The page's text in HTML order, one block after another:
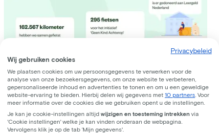
Privacybeleid
Wij gebruiken cookies
We plaatsen cookies om uw persoonsgegevens te verwerken voor de
analyse van onze bezoekersgegevens, om onze website te verbeteren,
gepersonaliseerde inhoud en advertenties te tonen en om u een geweldige
website-ervaring te bieden. Hierbij delen wij gegevens met 10 partners . Voor
meer informatie over de cookies die we gebruiken opent u de instellingen.
Je kan je cookie-instellingen altijd wijzigen en toesteming intrekken via
'Cookie instellingen' welke je kan vinden onderaan de webpagina.
Vervolgens klik je op de tab ‘Mijn gegevens'.